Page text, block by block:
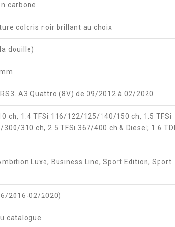
carbone
coloris noir brillant au choix
douille)
A3 Quattro (8V) de 09/2012 à 02/2020
ch, 1.4 TFSi 116/122/125/140/150 ch, 1.5 TFSi
310 ch, 2.5 TFSi 367/400 ch & Diesel; 1.6 TDI
Luxe, Business Line, Sport Edition, Sport
2016-02/2020)
catalogue